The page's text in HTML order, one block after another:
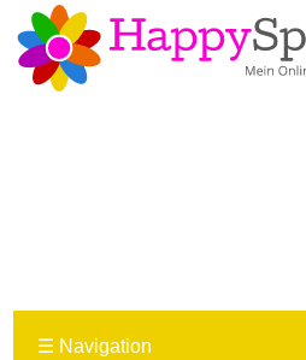
☰ Navigation